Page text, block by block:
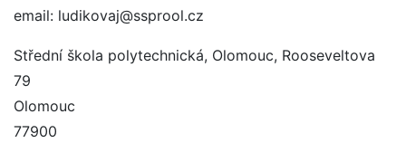
email: ludikovaj@ssprool.cz
Střední škola polytechnická, Olomouc, Rooseveltova
79
Olomouc
77900